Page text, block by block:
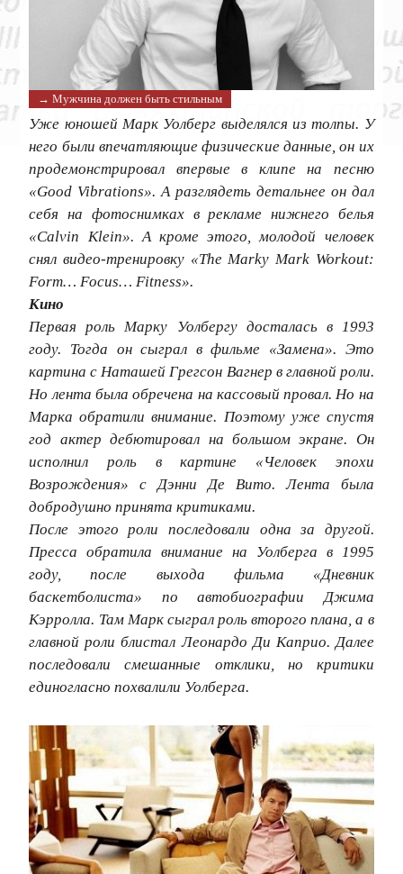
→ Мужчина должен быть стильным
Уже юношей Марк Уолберг выделялся из толпы. У
него были впечатляющие физические данные, он их
продемонстрировал впервые в клипе на песню
«Good Vibrations». А разглядеть детальнее он дал
себя на фотоснимках в рекламе нижнего белья
«Calvin Klein». А кроме этого, молодой человек
снял видео-тренировку «The Marky Mark Workout:
Form… Focus… Fitness».
Кино
Первая роль Марку Уолбергу досталась в 1993
году. Тогда он сыграл в фильме «Замена». Это
картина с Наташей Грегсон Вагнер в главной роли.
Но лента была обречена на кассовый провал. Но на
Марка обратили внимание. Поэтому уже спустя
год актер дебютировал на большом экране. Он
исполнил роль в картине «Человек эпохи
Возрождения» с Дэнни Де Вито. Лента была
добродушно принята критиками.
После этого роли последовали одна за другой.
Пресса обратила внимание на Уолберга в 1995
году, после выхода фильма «Дневник
баскетболиста» по автобиографии Джима
Кэрролла. Там Марк сыграл роль второго плана, а в
главной роли блистал Леонардо Ди Каприо. Далее
последовали смешанные отклики, но критики
единогласно похвалили Уолберга.